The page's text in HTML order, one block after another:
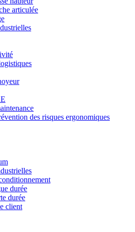
articulée
des risques ergonomiques
durée
durée
client